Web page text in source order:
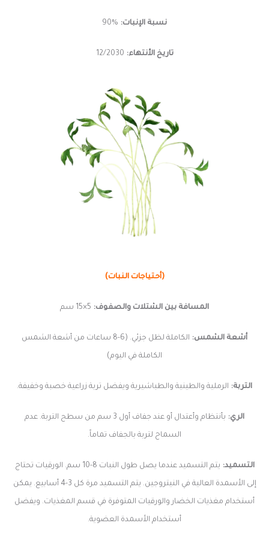
نسبة الإنبات: %90
تاريخ الأنتهاء:
(أحتياجات النبات)
المسافة بين الشتلات والصفوف:
أشعة الشمس: الكاملة لظل جزئي. (6-8 ساعات من أشعة الشمس
الكاملة في اليوم)
التربة: الرملية والطينية والطباشيرية ويفضل تربة زراعية خصبة وخفيفة.
الري: بأنتظام وأعتدال أو عند جفاف أول 3 سم من سطح التربة. عدم
السماح لتربة بالجفاف تماماً.
التسميد: يتم التسميد عندما يصل طول النبات 8-10 سم. الورقيات تحتاج
إلى الأسمدة العالية في النيتروجين. يتم التسميد مرة كل 3-4 أسابيع. يمكن
أستخدام مغذيات الخضار والورقيات المتوفرة في قسم المغذيات. ويفضل
أستخدام الأسمدة العضوية.